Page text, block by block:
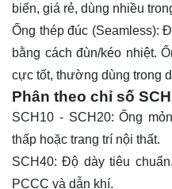
biến, giá rẻ, dùng nhiều
Ống thép đúc (Seamless):
bằng cách đùn/kéo nhiệt.
cực tốt, thường dùng trong
Phân theo chỉ số
SCH10 - SCH20: Ống
thấp hoặc trang trí nội thất.
SCH40: Độ dày tiêu
PCCC và dẫn khí.